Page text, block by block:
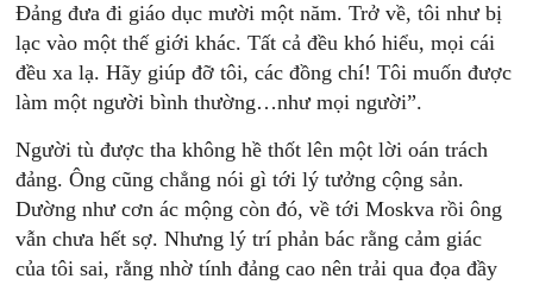
Ðảng đưa đi giáo dục mười một năm. Trở về, tôi như bị
lạc vào một thế giới khác. Tất cả đều khó hiểu, mọi cái
đều xa lạ. Hãy giúp đỡ tôi, các đồng chí! Tôi muốn được
làm một người bình thường…như mọi người”.
Người tù được tha không hề thốt lên một lời oán trách
đảng. Ông cũng chẳng nói gì tới lý tưởng cộng sản.
Dường như cơn ác mộng còn đó, về tới Moskva rồi ông
vẫn chưa hết sợ. Nhưng lý trí phản bác rằng cảm giác
của tôi sai, rằng nhờ tính đảng cao nên trải qua đọa đầy